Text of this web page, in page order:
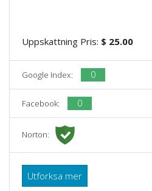
Uppskattning Pris: $ 25.00
Google Index: 0
Facebook: 0
Norton:
Utforksa mer